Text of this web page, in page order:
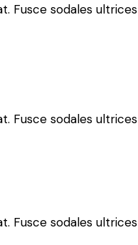
Fusce sodales
Fusce sodales
Fusce sodales